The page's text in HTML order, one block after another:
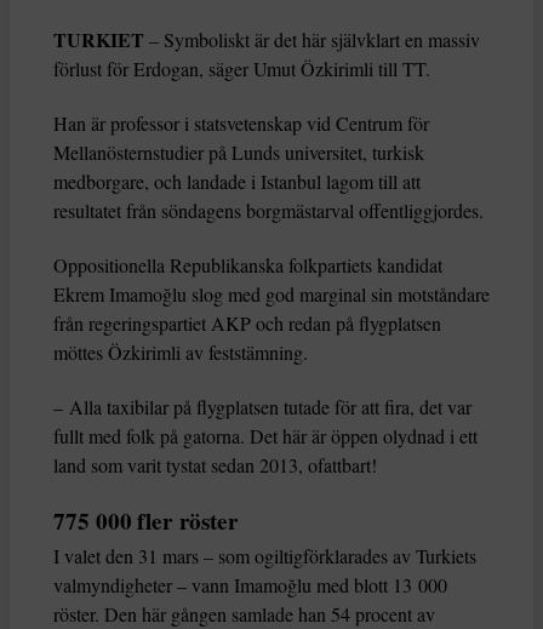
TURKIET – Symboliskt är det här självklart en massiv
förlust för Erdogan, säger Umut Özkirimli till TT.
Han är professor i statsvetenskap vid Centrum för
Mellanösternstudier på Lunds universitet, turkisk
medborgare, och landade i Istanbul lagom till att
resultatet från söndagens borgmästarval offentliggjordes.
Oppositionella Republikanska folkpartiets kandidat
Ekrem Imamoğlu slog med god marginal sin motståndare
från regeringspartiet AKP och redan på flygplatsen
möttes Özkirimli av feststämning.
– Alla taxibilar på flygplatsen tutade för att fira, det var
fullt med folk på gatorna. Det här är öppen olydnad i ett
land som varit tystat sedan 2013, ofattbart!
775 000 fler röster
I valet den 31 mars – som ogiltigförklarades av Turkiets
valmyndigheter – vann Imamoğlu med blott 13 000
röster. Den här gången samlade han 54 procent av